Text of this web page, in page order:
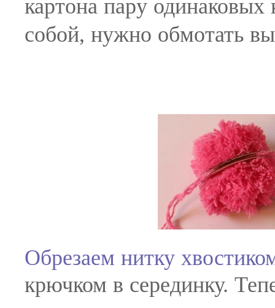
картона пару
собой, нужно обмотать
Обрезаем нитку
крючком в серединку.